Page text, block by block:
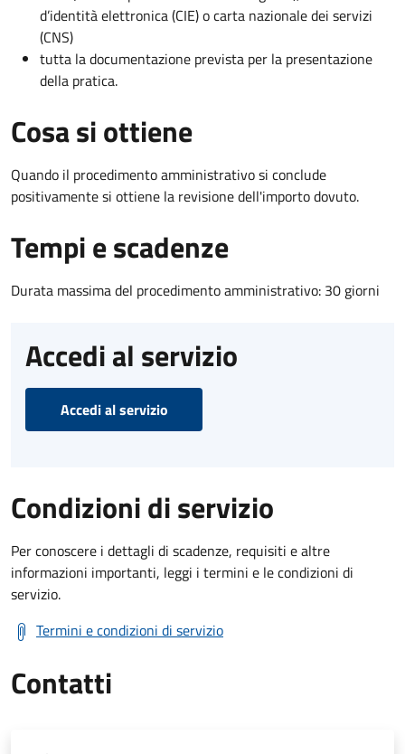
d’identità elettronica (CIE) o carta nazionale dei servizi
(CNS)
tutta la documentazione prevista per la presentazione
della pratica.
Cosa si ottiene
Quando il procedimento amministrativo si conclude
positivamente si ottiene la revisione dell'importo dovuto.
Tempi e scadenze
Durata massima del procedimento amministrativo: 30 giorni
Accedi al servizio
Accedi al servizio
Condizioni di servizio
Per conoscere i dettagli di scadenze, requisiti e altre
informazioni importanti, leggi i termini e le condizioni di
servizio.
Termini e condizioni di servizio
Contatti